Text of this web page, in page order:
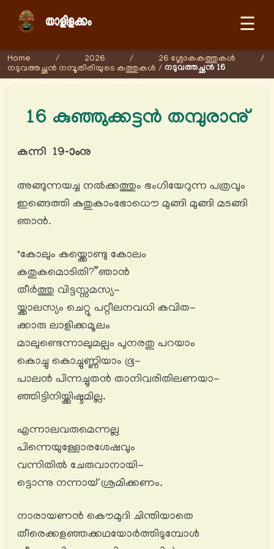
☰
Home / 2026 / 26 ശ്ലോകകത്തുകള്‍
/
നടുവത്തച്ഛൻ നമ്പൂതിരിയുടെ കത്തുകള്‍ / നടുവത്തച്ഛൻ 16
16 കുഞ്ഞുക്കട്ടന്‍ തമ്പുരാനു്
കന്നി 19-ാംനു
അങ്ങുന്നയച്ച നൽക്കത്തും ഭംഗിയേറുന്ന പത്രവും
ഇങ്ങെത്തി കുതുകാംഭോധൌ മുങ്ങി മുങ്ങി മടങ്ങി
ഞാൻ.
"കോലും കയ്ക്കൊണ്ടു കോലം
കതുകമൊടിതി?”ഞാൻ
തീര്‍ത്തു വിട്ടസ്സമസ്യ-
യ്ക്കാലസ്യം ചെറ്റു പറ്റീലനവധി കവിത-
ക്കാരു ലാളിക്കമൂലം
മാലുണ്ടെന്നാലുമല്പം പുനരതു പറയാം
കൊച്ചു കൊച്ചുണ്ണിയാം ഭൂ-
പാലൻ പിന്നച്ചുതൻ താനിവരിതിലണയാ-
ഞ്ഞിട്ടിനിയ്ക്കിഷ്ടമില്ല.
എന്നാലവരുമെന്നല്ല
പിന്നെയുള്ളോരശേഷവും
വന്നിതിൽ ചേരുവാനായി-
ട്ടൊന്നു നന്നായ് ശ്രമിക്കണം.
നാരായണൻ കൌമുദി ചിന്തിയാതെ
തീരെക്കളഞ്ഞക്കഥയോര്‍ത്തിടുമ്പോൾ